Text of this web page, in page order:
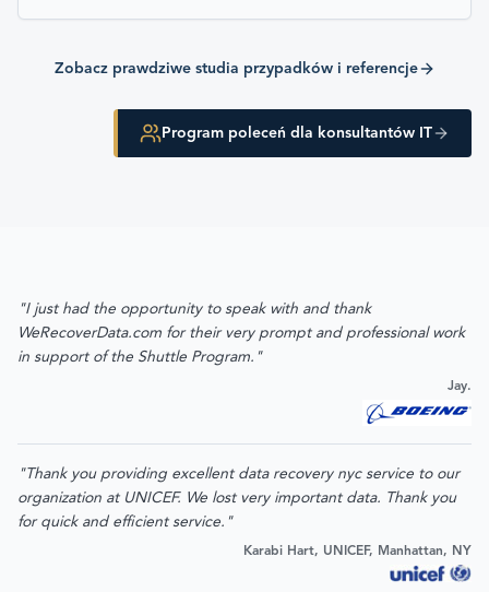
Zobacz prawdziwe studia przypadków i referencje
Program poleceń dla konsultantów IT
"I just had the opportunity to speak with and thank
WeRecoverData.com for their very prompt and professional work
in support of the Shuttle Program."
Jay.
"Thank you providing excellent data recovery nyc service to our
organization at UNICEF. We lost very important data. Thank you
for quick and efficient service."
Karabi Hart, UNICEF, Manhattan, NY